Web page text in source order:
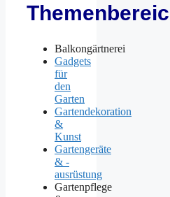
Balkongärtnerei
Gadgets
für
den
Garten
Gartendekoration
&
Kunst
Gartengeräte
& -
ausrüstung
Gartenpflege